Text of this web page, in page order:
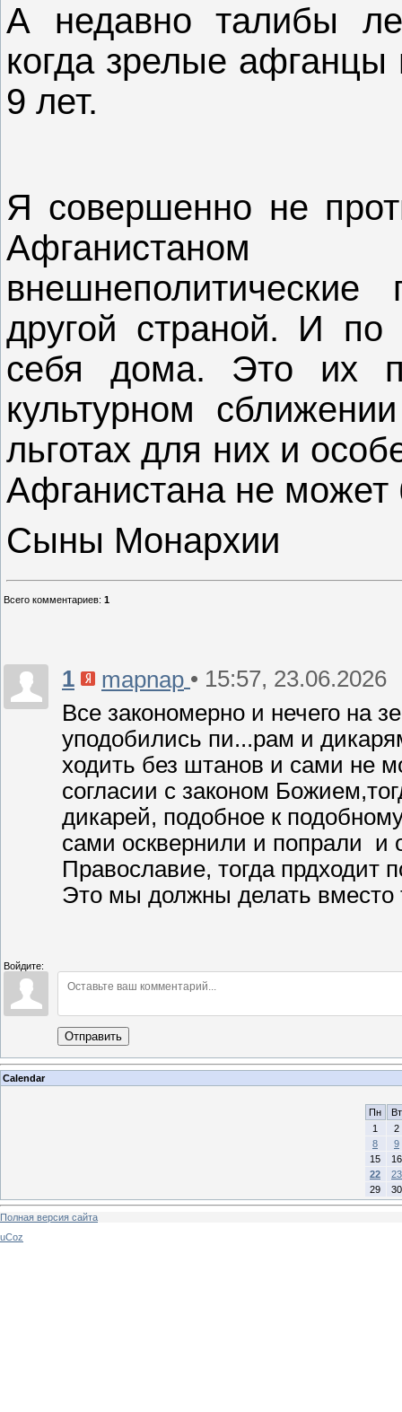
А недавно талибы
когда зрелые
9 лет.
Я совершенно не
другой страной. И
себя дома. Это их
культурном
льготах для них и
Афганистана не может
Сыны Монархии
Всего комментариев: 1
1 mapnap • 15:57, 23.06.2026
Все закономерно и нечего на
уподобились пи...рам и
ходить без штанов и сами не
согласии с законом
дикарей, подобное к
сами осквернили и попрали и
Православие, тогда прдходит
Это мы должны делать вместо
Войдите:
Отправить
Calendar
Пн
Вт
1
2
8
9
15
16
22
23
29
30
Полная версия сайта
uCoz